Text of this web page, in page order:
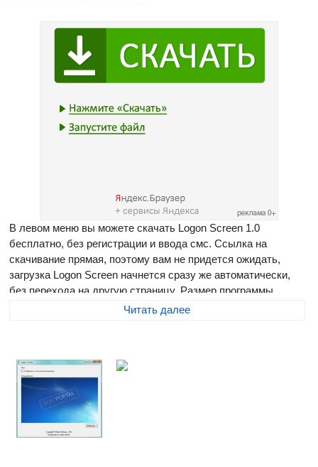
В левом меню вы можете скачать Logon Screen 1.0
бесплатно, без регистрации и ввода смс. Ссылка на
скачивание прямая, поэтому вам не придется ожидать,
загрузка Logon Screen начнется сразу же автоматически,
без перехода на другую страницу. Размер программы
Читать далее